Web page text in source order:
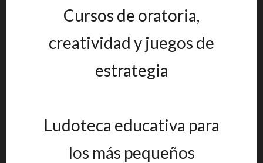
Cursos de oratoria,
creatividad y juegos de
estrategia
Ludoteca educativa para
los más pequeños